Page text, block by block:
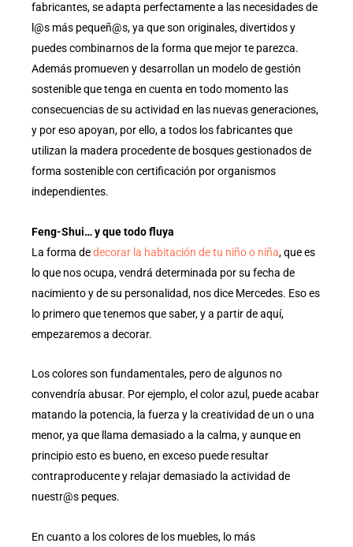
fabricantes, se adapta perfectamente a las necesidades de
l@s más pequeñ@s, ya que son originales, divertidos y
puedes combinarnos de la forma que mejor te parezca.
Además promueven y desarrollan un modelo de gestión
sostenible que tenga en cuenta en todo momento las
consecuencias de su actividad en las nuevas generaciones,
y por eso apoyan, por ello, a todos los fabricantes que
utilizan la madera procedente de bosques gestionados de
forma sostenible con certificación por organismos
independientes.
Feng-Shui… y que todo fluya
La forma dedecorar la habitación de tu niño o niña, que es
lo que nos ocupa, vendrá determinada por su fecha de
nacimiento y de su personalidad, nos dice Mercedes. Eso es
lo primero que tenemos que saber, y a partir de aquí,
empezaremos a decorar.
Los colores son fundamentales, pero de algunos no
convendría abusar. Por ejemplo, el color azul, puede acabar
matando la potencia, la fuerza y la creatividad de un o una
menor, ya que llama demasiado a la calma, y aunque en
principio esto es bueno, en exceso puede resultar
contraproducente y relajar demasiado la actividad de
nuestr@s peques.
En cuanto a los colores de los muebles, lo más